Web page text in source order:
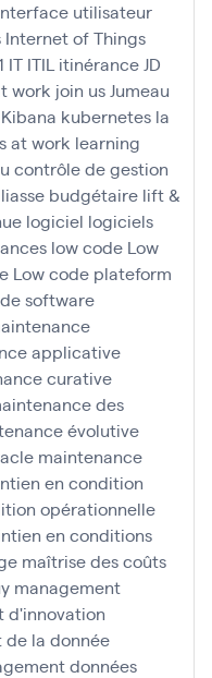
utilisateur
Internet of Things
IT ITIL itinérance JD
work join us Jumeau
Kibana kubernetes la
at work learning
contrôle de gestion
liasse budgétaire lift &
logiciel logiciels
low code Low
Low code plateform
software
applicative
curative
des
évolutive
maintenance
en condition
opérationnelle
en conditions
maîtrise des coûts
management
d'innovation
de la donnée
données